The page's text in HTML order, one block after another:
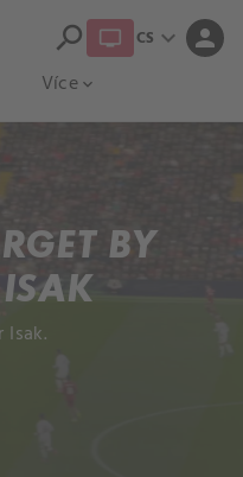
Více expand_more
search CS expand_more person
BY
Isak.